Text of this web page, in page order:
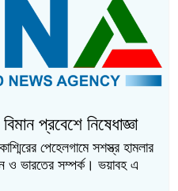
প্রবেশে নিষেধাজ্ঞা
পেহেলগামে সশস্ত্র হামলার
ও ভারতের সম্পর্ক। ভয়াবহ এ